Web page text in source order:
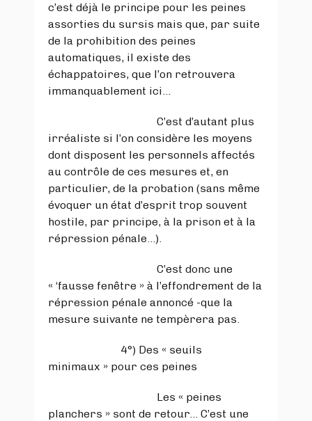
c’est déjà le principe pour les peines
assorties du sursis mais que, par suite
de la prohibition des peines
automatiques, il existe des
échappatoires, que l’on retrouvera
immanquablement ici…
C’est d’autant plus
irréaliste si l’on considère les moyens
dont disposent les personnels affectés
au contrôle de ces mesures et, en
particulier, de la probation (sans même
évoquer un état d’esprit trop souvent
hostile, par principe, à la prison et à la
répression pénale…).
C’est donc une
« ‘fausse fenêtre » à l’effondrement de la
répression pénale annoncé -que la
mesure suivante ne tempèrera pas.
4°) Des « seuils
minimaux » pour ces peines
Les « peines
planchers » sont de retour… C’est une